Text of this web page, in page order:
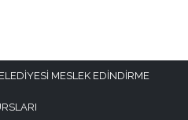
MESLEK EDİNDİRME